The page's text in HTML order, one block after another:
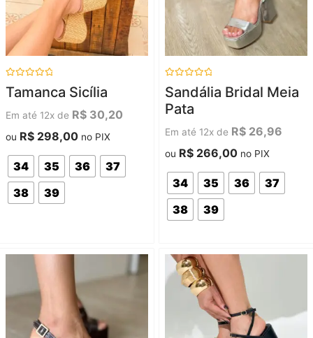
Tamanca Sicília
Em até 12x de R$ 30,20
ou R$ 298,00 no PIX
34 35 36
37
38
39
0
5
Sandália Bridal Meia
Pata
Em até 12x de R$ 26,96
ou R$ 266,00 no PIX
34 35 36
37
38
39